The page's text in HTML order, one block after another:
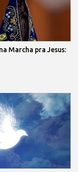
Marcha pra Jesus: